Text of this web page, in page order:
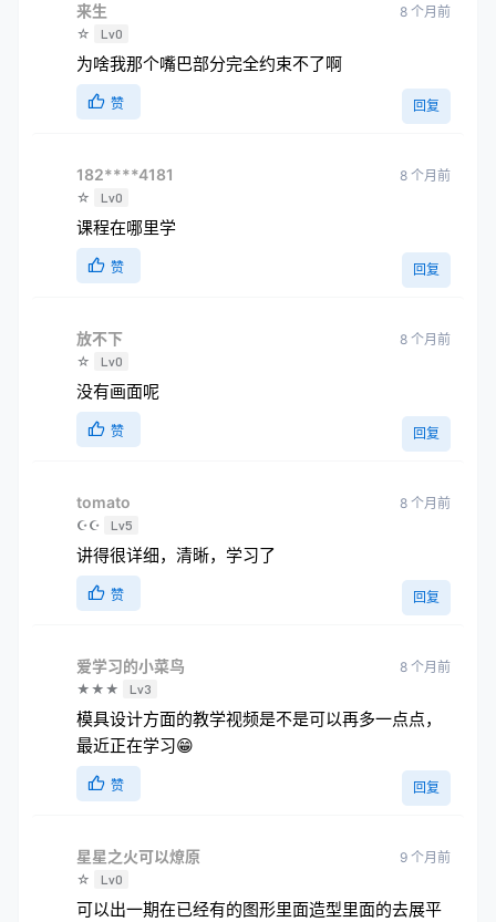
来生
☆ Lv0
8 个月前
为啥我那个嘴巴部分完全约束不了啊
赞 回复
182****4181
☆ Lv0
8 个月前
课程在哪里学
赞 回复
放不下
☆ Lv0
8 个月前
没有画面呢
赞 回复
tomato
☪☪ Lv5
8 个月前
讲得很详细，清晰，学习了
赞 回复
爱学习的小菜鸟
★★★ Lv3
8 个月前
模具设计方面的教学视频是不是可以再多一点点，
最近正在学习😁
赞 回复
星星之火可以燎原
☆ Lv0
9 个月前
可以出一期在已经有的图形里面造型里面的去展平